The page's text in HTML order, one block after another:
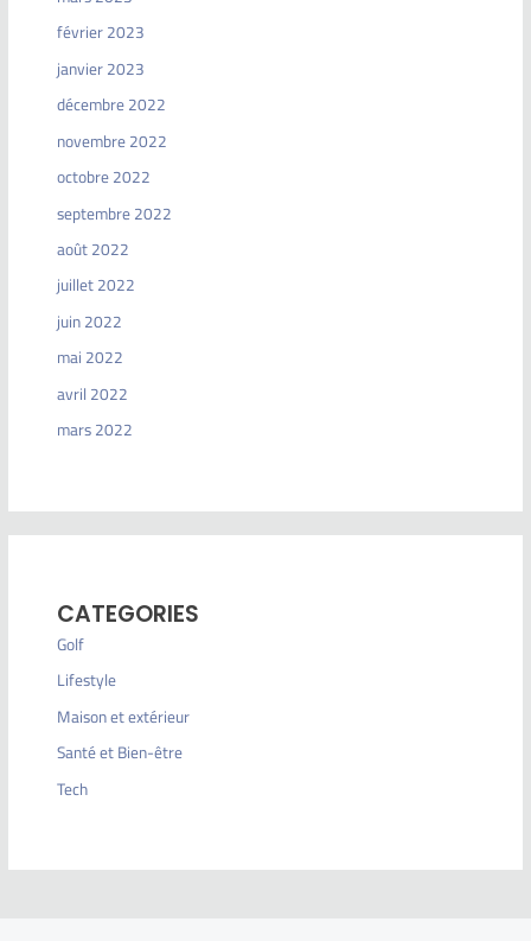
février 2023
janvier 2023
décembre 2022
novembre 2022
octobre 2022
septembre 2022
août 2022
juillet 2022
juin 2022
mai 2022
avril 2022
mars 2022
CATEGORIES
Golf
Lifestyle
Maison et extérieur
Santé et Bien-être
Tech